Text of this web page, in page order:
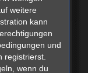
weitere
kann
und
registrierst.
wenn du